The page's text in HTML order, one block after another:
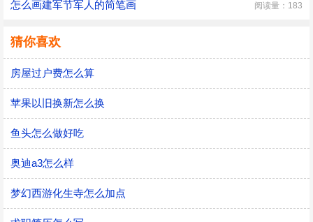
怎么画建军节军人的简笔画 阅读量：183
猜你喜欢
房屋过户费怎么算
苹果以旧换新怎么换
鱼头怎么做好吃
奥迪a3怎么样
梦幻西游化生寺怎么加点